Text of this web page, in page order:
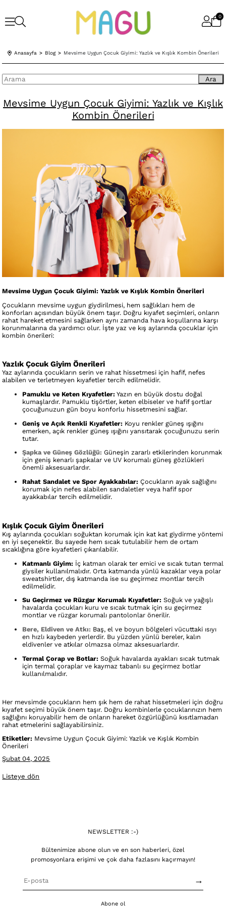
0
Anasayfa Blog Mevsime Uygun Çocuk Giyimi: Yazlık ve Kışlık Kombin Önerileri
Ara
Mevsime Uygun Çocuk Giyimi: Yazlık ve Kışlık
Kombin Önerileri
Mevsime Uygun Çocuk Giyimi: Yazlık ve Kışlık Kombin Önerileri
Çocukların mevsime uygun giydirilmesi, hem sağlıkları hem de
konforları açısından büyük önem taşır. Doğru kıyafet seçimleri, onların
rahat hareket etmesini sağlarken aynı zamanda hava koşullarına karşı
korunmalarına da yardımcı olur. İşte yaz ve kış aylarında çocuklar için
kombin önerileri:
Yazlık Çocuk Giyim Önerileri
Yaz aylarında çocukların serin ve rahat hissetmesi için hafif, nefes
alabilen ve terletmeyen kıyafetler tercih edilmelidir.
Pamuklu ve Keten Kıyafetler: Yazın en büyük dostu doğal
kumaşlardır. Pamuklu tişörtler, keten elbiseler ve hafif şortlar
çocuğunuzun gün boyu konforlu hissetmesini sağlar.
Geniş ve Açık Renkli Kıyafetler: Koyu renkler güneş ışığını
emerken, açık renkler güneş ışığını yansıtarak çocuğunuzu serin
tutar.
Şapka ve Güneş Gözlüğü: Güneşin zararlı etkilerinden korunmak
için geniş kenarlı şapkalar ve UV korumalı güneş gözlükleri
önemli aksesuarlardır.
Rahat Sandalet ve Spor Ayakkabılar: Çocukların ayak sağlığını
korumak için nefes alabilen sandaletler veya hafif spor
ayakkabılar tercih edilmelidir.
Kışlık Çocuk Giyim Önerileri
Kış aylarında çocukları soğuktan korumak için kat kat giydirme yöntemi
en iyi seçenektir. Bu sayede hem sıcak tutulabilir hem de ortam
sıcaklığına göre kıyafetleri çıkarılabilir.
Katmanlı Giyim: İç katman olarak ter emici ve sıcak tutan termal
giysiler kullanılmalıdır. Orta katmanda yünlü kazaklar veya polar
sweatshirtler, dış katmanda ise su geçirmez montlar tercih
edilmelidir.
Su Geçirmez ve Rüzgar Korumalı Kıyafetler: Soğuk ve yağışlı
havalarda çocukları kuru ve sıcak tutmak için su geçirmez
montlar ve rüzgar korumalı pantolonlar önerilir.
Bere, Eldiven ve Atkı: Baş, el ve boyun bölgeleri vücuttaki ısıyı
en hızlı kaybeden yerlerdir. Bu yüzden yünlü bereler, kalın
eldivenler ve atkılar olmazsa olmaz aksesuarlardır.
Termal Çorap ve Botlar: Soğuk havalarda ayakları sıcak tutmak
için termal çoraplar ve kaymaz tabanlı su geçirmez botlar
kullanılmalıdır.
Her mevsimde çocukların hem şık hem de rahat hissetmeleri için doğru
kıyafet seçimi büyük önem taşır. Doğru kombinlerle çocuklarınızın hem
sağlığını koruyabilir hem de onların hareket özgürlüğünü kısıtlamadan
rahat etmelerini sağlayabilirsiniz.
Etiketler: Mevsime Uygun Çocuk Giyimi: Yazlık ve Kışlık Kombin
Önerileri
Şubat 04, 2025
Listeye dön
NEWSLETTER :-)
Bültenimize abone olun ve en son haberleri, özel
promosyonlara erişimi ve çok daha fazlasını kaçırmayın!
→
Abone ol